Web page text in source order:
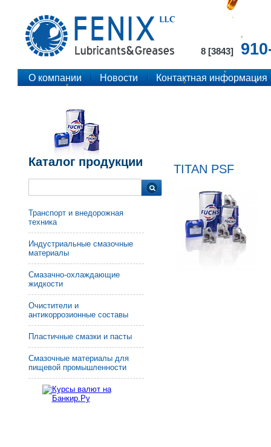
8 [3843]
О компании Новости Контактная информация
Каталог продукции
Транспорт и внедорожная
техника
Индустриальные смазочные
материалы
Смазачно-охлаждающие
жидкости
Очистители и
антикоррозионные составы
Пластичные смазки и пасты
Смазочные материалы для
пищевой промышленности
TITAN PSF